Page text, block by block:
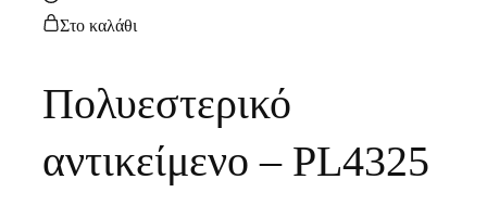
Στο καλάθι
Πολυεστερικό
αντικείμενο – PL4325